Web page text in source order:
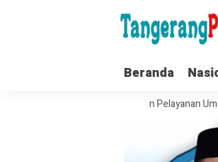
Beranda
Tata Kelola Organisasi dan Pelayanan Umat,